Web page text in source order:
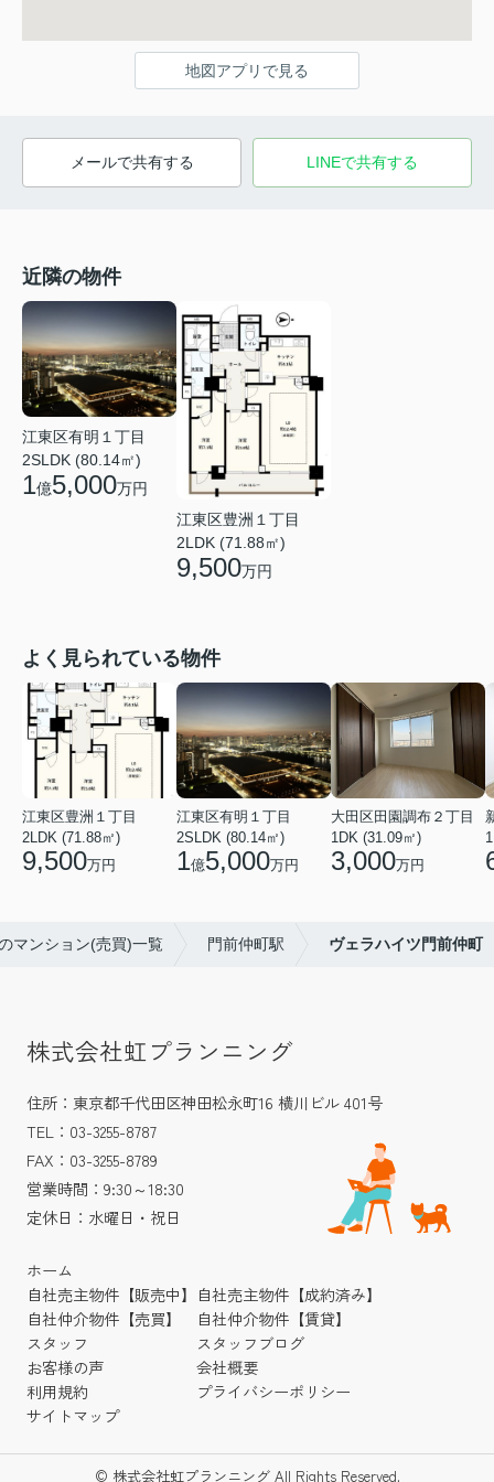
地図アプリで見る
メールで共有する LINEで共有する
近隣の物件
江東区有明１丁目
2SLDK (80.14㎡)
1億5,000万円
江東区豊洲１丁目
2LDK (71.88㎡)
9,500万円
よく見られている物件
江東区豊洲１丁目
2LDK (71.88㎡)
9,500万円
江東区有明１丁目
2SLDK (80.14㎡)
1億5,000万円
大田区田園調布２丁目
1DK (31.09㎡)
3,000万円
マンション(売買)一覧 門前仲町駅 ヴェラハイツ門前仲町
株式会社虹プランニング
住所：東京都千代田区神田松永町16 横川ビル 401号
TEL：03-3255-8787
FAX：03-3255-8789
営業時間：9:30～18:30
定休日：水曜日・祝日
ホーム
自社売主物件【販売中】
自社仲介物件【売買】
スタッフ
お客様の声
利用規約
サイトマップ
自社売主物件【成約済み】
自社仲介物件【賃貸】
スタッフブログ
会社概要
プライバシーポリシー
© 株式会社虹プランニング All Rights Reserved.